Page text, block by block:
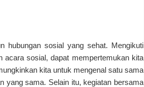
hubungan sosial yang sehat. Mengikuti
acara sosial, dapat mempertemukan kita
kita untuk mengenal satu sama
yang sama. Selain itu, kegiatan bersama